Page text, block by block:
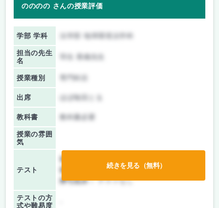
のののの さんの授業評価
学部 学科
担当の先生
名
羽生 香織先生
授業種別
出席 ほぼ毎回とる
教科書 教科書必要
授業の雰囲
気
テスト
前期/中間：
後期/期末：
レポートのみ
持ち込み：テストなし
テストの方
式や難易度
続きを見る（無料）